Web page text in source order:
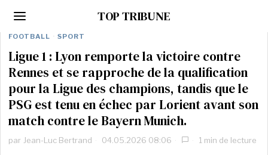
TOP TRIBUNE
FOOTBALL · SPORT
Ligue 1 : Lyon remporte la victoire contre
Rennes et se rapproche de la qualification
pour la Ligue des champions, tandis que le
PSG est tenu en échec par Lorient avant son
match contre le Bayern Munich.
par Jean-Luc Bertrand 04.05.2026 08:06 1 min de lecture